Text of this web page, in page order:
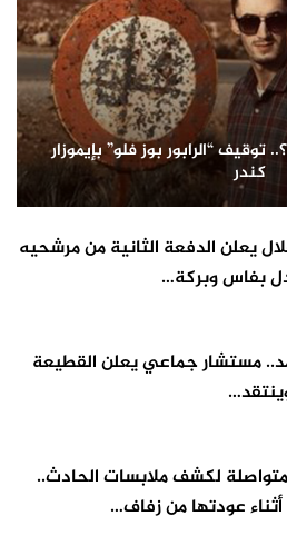
“الرابور بوز فلو” بإيموزار
كندر
يعلن الدفعة الثانية من مرشحيه
بفاس وبركة…
مستشار جماعي يعلن القطيعة
لكشف ملابسات الحادث..
عودتها من زفاف…